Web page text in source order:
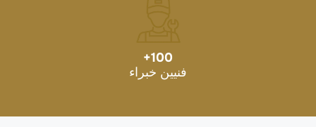
100
+
فنيين خبراء